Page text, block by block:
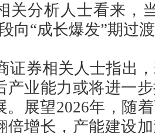
关分析人士看来，
向“成长爆发”期过
证券相关人士指出
产业能力或将进一
。展望2026年，随
倍增长，产能建设